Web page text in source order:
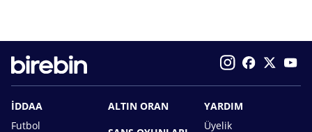
İDDAA
Futbol
ALTIN ORAN
YARDIM
Üyelik